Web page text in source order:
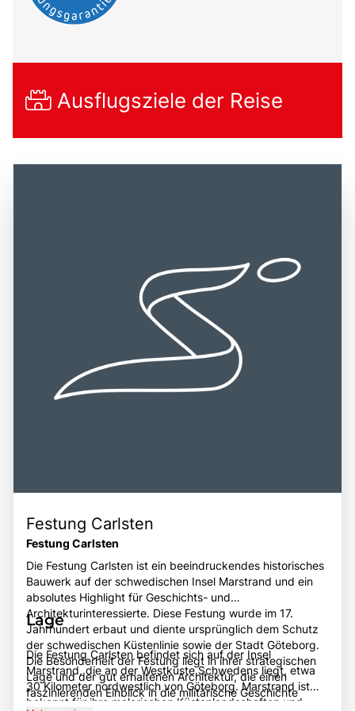
Ausflugsziele der Reise
Festung Carlsten
Festung Carlsten
Die Festung Carlsten ist ein beeindruckendes historisches
Bauwerk auf der schwedischen Insel Marstrand und ein
absolutes Highlight für Geschichts- und
Architekturinteressierte. Diese Festung wurde im 17.
Jahrhundert erbaut und diente ursprünglich dem Schutz
der schwedischen Küstenlinie sowie der Stadt Göteborg.
Die Besonderheit der Festung liegt in ihrer strategischen
Lage und der gut erhaltenen Architektur, die einen
faszinierenden Einblick in die militärische Geschichte
Lage
Die Festung Carlsten befindet sich auf der Insel
Marstrand, die an der Westküste Schwedens liegt, etwa
30 Kilometer nordwestlich von Göteborg. Marstrand ist
bekannt für ihre malerischen Küstenlandschaften und